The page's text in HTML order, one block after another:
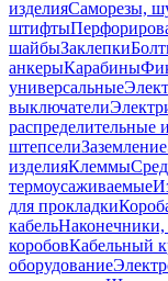
изделияСаморезы,
штифты
шайбыЗаклепки
анкерыКарабины
универсальные
выключатели
распределительные
штепселиЗаземление
изделияКлеммы
термоусаживаемые
для прокладки
кабельНаконечники,
коробовКабельный
оборудование